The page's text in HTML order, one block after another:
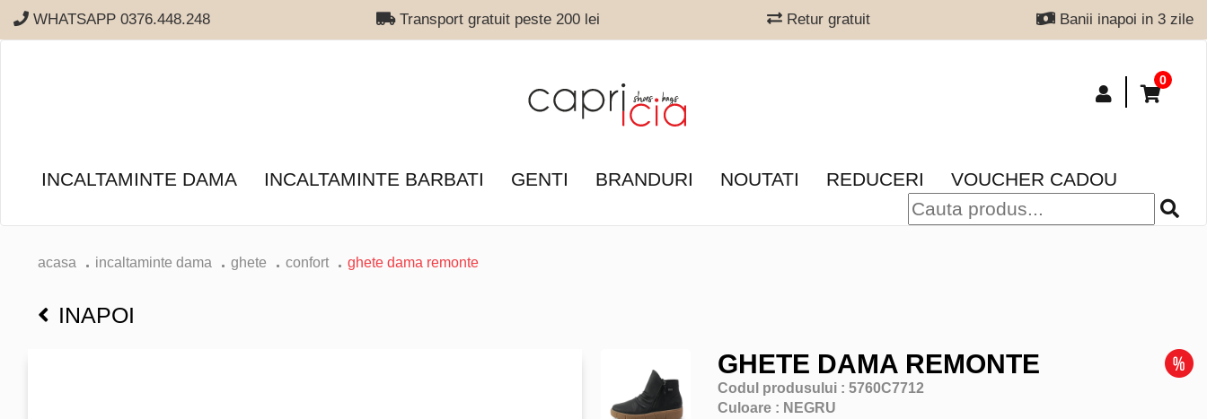
WHATSAPP 0376.448.248 Transport gratuit peste 200 lei Retur gratuit Banii inapoi in 3 zile
0
INCALTAMINTE DAMA INCALTAMINTE BARBATI GENTI BRANDURI NOUTATI REDUCERI VOUCHER CADOU
acasa incaltaminte dama ghete confort ghete dama remonte
INAPOI
GHETE DAMA REMONTE
Codul produsului : 5760C7712
Culoare : NEGRU